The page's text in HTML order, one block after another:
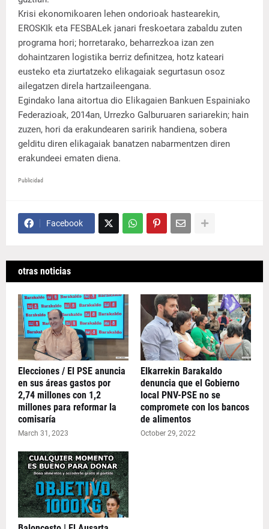
Krisi ekonomikoaren lehen ondorioak hastearekin,
EROSKIk eta FESBALek janari freskoetara zabaldu zuten
programa hori; horretarako, beharrezkoa izan zen
dohaintzaren logistika berriz definitzea, hotz kateari
eusteko eta ziurtatzeko elikagaiak segurtasun osoz
ailegatzen direla hartzaileengana.
Egindako lana aitortua dio Elikagaien Bankuen Espainiako
Federazioak, 2014an, Urrezko Galburuaren sariarekin; hain
zuzen, hori da erakundearen saririk handiena, sobera
gelditu diren elikagaiak banatzen nabarmentzen diren
erakundeei ematen diena.
Publicidad
Facebook
otras noticias
Elecciones / El PSE anuncia
en sus áreas gastos por
2,74 millones con 1,2
millones para reformar la
comisaría
March 31, 2023
Elkarrekin Barakaldo
denuncia que el Gobierno
local PNV-PSE no se
compromete con los bancos
de alimentos
October 29, 2022